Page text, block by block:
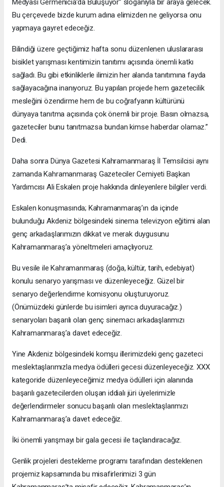
Medyası Germenicia’da Buluşuyor” sloganıyla bir araya gelecek.
Bu çerçevede bizde kurum adına elimizden ne geliyorsa onu
yapmaya gayret edeceğiz.
Bilindiği üzere geçtiğimiz hafta sonu düzenlenen uluslararası
bisiklet yarışması kentimizin tanıtımı açısında önemli katkı
sağladı. Bu gibi etkinliklerle ilimizin her alanda tanıtımına fayda
sağlayacağına inanıyoruz. Bu yapılan projede hem gazetecilik
mesleğini özendirme hem de bu coğrafyanın kültürünü
dünyaya tanıtma açısında çok önemli bir proje. Basın olmazsa,
gazeteciler bunu tanıtmazsa bundan kimse haberdar olamaz.”
Dedi.
Daha sonra Dünya Gazetesi Kahramanmaraş İl Temsilcisi aynı
zamanda Kahramanmaraş Gazeteciler Cemiyeti Başkan
Yardımcısı Ali Eskalen proje hakkında dinleyenlere bilgiler verdi.
Eskalen konuşmasında; Kahramanmaraş’ın da içinde
bulunduğu Akdeniz bölgesindeki sinema televizyon eğitimi alan
genç arkadaşlarımızın dikkat ve merak duygusunu
Kahramanmaraş’a yöneltmeleri amaçlıyoruz.
Bu vesile ile Kahramanmaraş (doğa, kültür, tarih, edebiyat)
konulu senaryo yarışması ve düzenleyeceğiz. Güzel bir
senaryo değerlendirme komisyonu oluşturuyoruz.
(Önümüzdeki günlerde bu isimleri ayrıca duyuracağız.)
senaryoları başarılı olan genç sinemacı arkadaşlarımızı
Kahramanmaraş’a davet edeceğiz.
Yine Akdeniz bölgesindeki komşu illerimizdeki genç gazeteci
meslektaşlarımızla medya ödülleri gecesi düzenleyeceğiz. XXX
kategoride düzenleyeceğimiz medya ödülleri için alanında
başarılı gazetecilerden oluşan iddialı jüri üyelerimizle
değerlendirmeler sonucu başarılı olan meslektaşlarımızı
Kahramanmaraş’a davet edeceğiz.
İki önemli yarışmayı bir gala gecesi ile taçlandıracağız.
Genlik projeleri destekleme programı tarafından desteklenen
projemiz kapsamında bu misafirlerimizi 3 gün